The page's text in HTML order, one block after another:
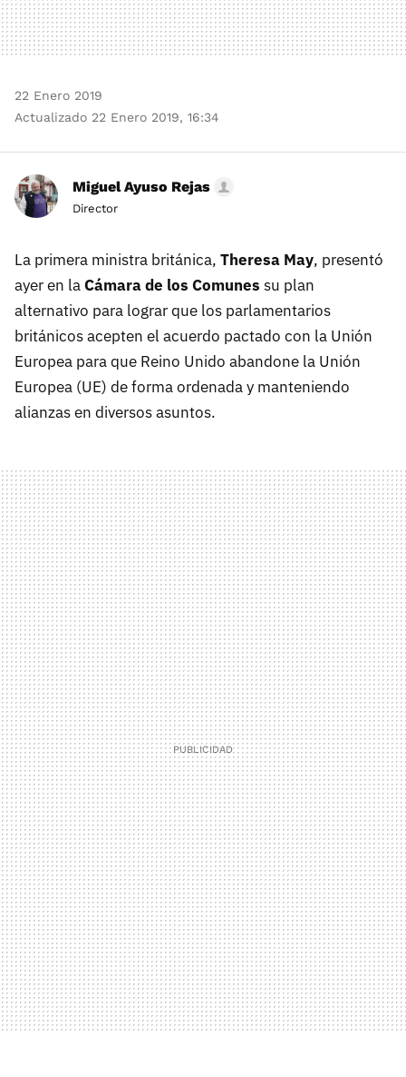
22 Enero 2019
Actualizado 22 Enero 2019, 16:34
Miguel Ayuso Rejas
Director
La primera ministra británica, Theresa May, presentó
ayer en laCámara de los Comunes su plan
alternativo para lograr que los parlamentarios
británicos acepten el acuerdo pactado con la Unión
Europea para que Reino Unido abandone la Unión
Europea (UE) de forma ordenada y manteniendo
alianzas en diversos asuntos.